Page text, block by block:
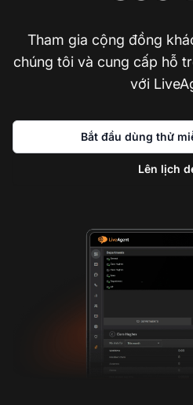
Tham gia cộng đồng
chúng tôi và cung cấp hỗ
với
Bắt đầu dùng thử
Lên lịch